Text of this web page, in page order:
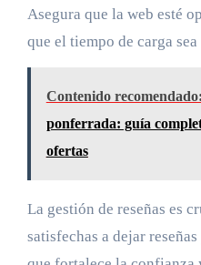
Asegura que la web esté
que el tiempo de carga
Contenido recomendado:
ponferrada: guía
ofertas
La gestión de reseñas es
satisfechas a dejar